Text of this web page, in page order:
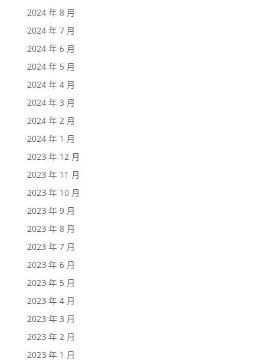
2024 年 8 月
2024 年 7 月
2024 年 6 月
2024 年 5 月
2024 年 4 月
2024 年 3 月
2024 年 2 月
2024 年 1 月
2023 年 12 月
2023 年 11 月
2023 年 10 月
2023 年 9 月
2023 年 8 月
2023 年 7 月
2023 年 6 月
2023 年 5 月
2023 年 4 月
2023 年 3 月
2023 年 2 月
2023 年 1 月